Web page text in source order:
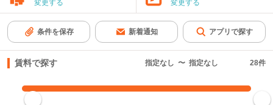
変更する 変更する
条件を保存 新着通知 アプリで探す
賃料で探す 指定なし 〜 指定なし 28件